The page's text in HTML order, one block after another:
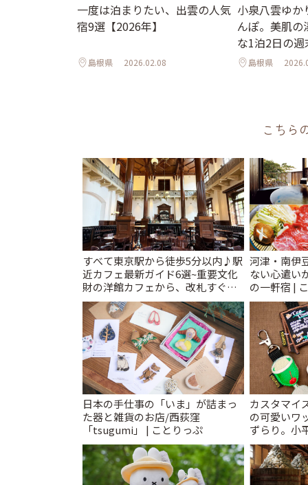
一度は泊まりたい、出雲の人気
宿9選【2026年】
島根県 2026.02.08
小泉八雲ゆか
んぽ。美肌の
な1泊2日の週
島根県
こちら
すべて東京駅から徒歩5分以内♪駅
近カフェ最新ガイド6選~重要文化
財の洋館カフェから、改札すぐの
レトロ喫茶まで~ | ことりっぷ
河津・南伊
ない心遣い
の一軒宿 |
日本の手仕事の「いま」が詰まっ
た器と雑貨のお店/西荻窪
「tsugumi」 | ことりっぷ
カスタマイ
の可愛いワ
ずらり。小
T&K」 | こ